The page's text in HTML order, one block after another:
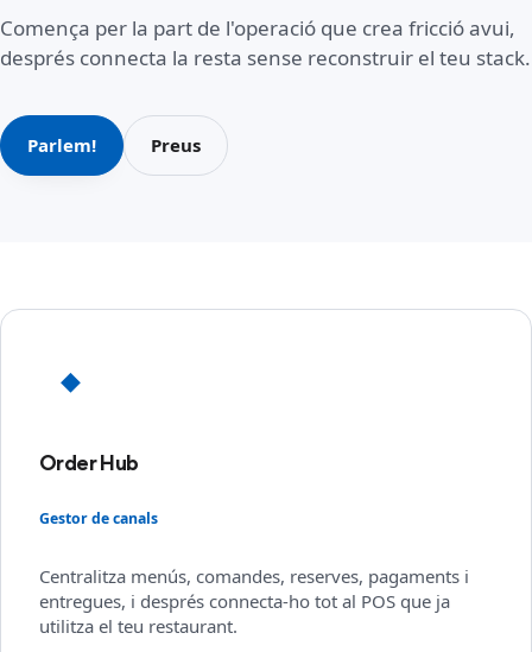
Comença per la part de l'operació que crea fricció avui,
després connecta la resta sense reconstruir el teu stack.
Parlem! Preus
◆
Order Hub
Gestor de canals
Centralitza menús, comandes, reserves, pagaments i
entregues, i després connecta-ho tot al POS que ja
utilitza el teu restaurant.